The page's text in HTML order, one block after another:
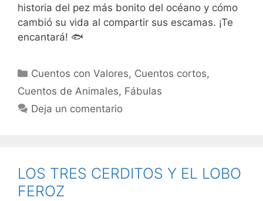
historia del pez más bonito del océano y cómo
cambió su vida al compartir sus escamas. ¡Te
encantará! 🐟
Categorías
Cuentos con Valores, Cuentos cortos,
Cuentos de Animales, Fábulas
Deja un comentario
LOS TRES CERDITOS Y EL LOBO
FEROZ